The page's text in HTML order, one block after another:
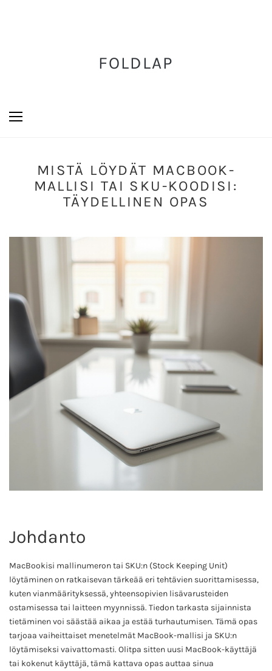
FOLDLAP
MISTÄ LÖYDÄT MACBOOK-
MALLISI TAI SKU-KOODISI:
TÄYDELLINEN OPAS
Johdanto
MacBookisi mallinumeron tai SKU:n (Stock Keeping Unit)
löytäminen on ratkaisevan tärkeää eri tehtävien suorittamisessa,
kuten vianmäärityksessä, yhteensopivien lisävarusteiden
ostamisessa tai laitteen myynnissä. Tiedon tarkasta sijainnista
tietäminen voi säästää aikaa ja estää turhautumisen. Tämä opas
tarjoaa vaiheittaiset menetelmät MacBook-mallisi ja SKU:n
löytämiseksi vaivattomasti. Olitpa sitten uusi MacBook-käyttäjä
tai kokenut käyttäjä, tämä kattava opas auttaa sinua